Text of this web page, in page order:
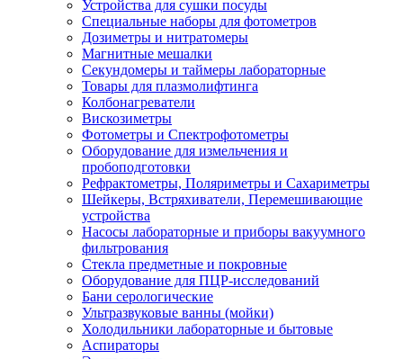
Устройства для сушки посуды
Специальные наборы для фотометров
Дозиметры и нитратомеры
Магнитные мешалки
Секундомеры и таймеры лабораторные
Товары для плазмолифтинга
Колбонагреватели
Вискозиметры
Фотометры и Спектрофотометры
Оборудование для измельчения и
пробоподготовки
Рефрактометры, Поляриметры и Сахариметры
Шейкеры, Встряхиватели, Перемешивающие
устройства
Насосы лабораторные и приборы вакуумного
фильтрования
Стекла предметные и покровные
Оборудование для ПЦР-исследований
Бани серологические
Ультразвуковые ванны (мойки)
Холодильники лабораторные и бытовые
Аспираторы